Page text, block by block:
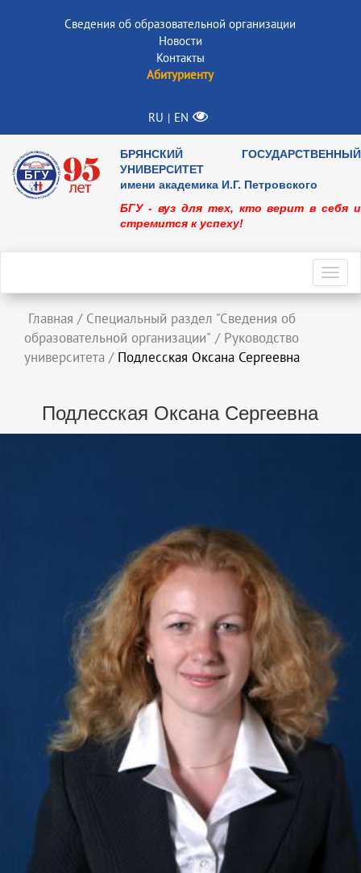
Сведения об образовательной организации
Новости
Контакты
Абитуриенту
RU | EN
БРЯНСКИЙ ГОСУДАРСТВЕННЫЙ
УНИВЕРСИТЕТ
имени академика И.Г. Петровского
БГУ - вуз для тех, кто верит в себя и
стремится к успеху!
Главная / Специальный раздел "Сведения об
образовательной организации" / Руководство
университета / Подлесская Оксана Сергеевна
Подлесская Оксана Сергеевна